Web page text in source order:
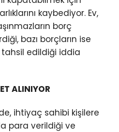
kaybediyor. Ev,
borç
bazı borçların ise
edildiği iddia
ALINIYOR
ihtiyaç sahibi kişilere
para verildiği ve